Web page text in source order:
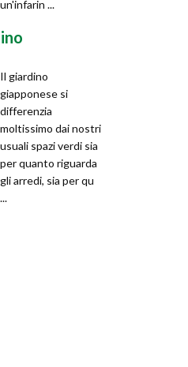
un'infarin ...
Il giardino
giapponese si
differenzia
moltissimo dai nostri
usuali spazi verdi sia
per quanto riguarda
gli arredi, sia per qu
...